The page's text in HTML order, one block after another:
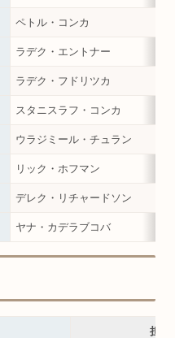
ペトル・コンカ
ラデク・エントナー
ラデク・フドリツカ
スタニスラフ・コンカ
ウラジミール・チュラン
リック・ホフマン
デレク・リチャードソン
ヤナ・カデラブコバ
担当